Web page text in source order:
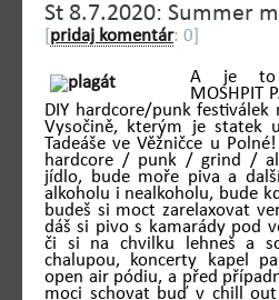
St 8.7.2020: Summer
pridaj komentár: 0]
A je to
MOSHPIT
DIY hardcore/punk
Vysočině, kterým je statek
Tadeáše ve Věžničce u
hardcore / punk / grind /
jídlo, bude moře piva a
alkoholu i nealkoholu, bude
budeš si moct zarelaxovat
dáš si pivo s kamarády pod
či si na chvilku lehneš a
chalupou, koncerty kapel
open air pódiu, a před
moci schovat buď v chill